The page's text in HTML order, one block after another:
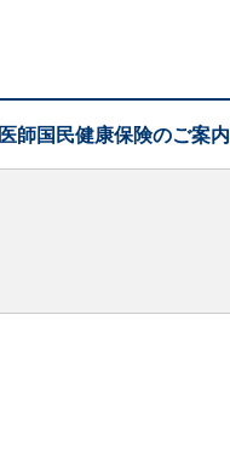
医師国民健康保険のご案内